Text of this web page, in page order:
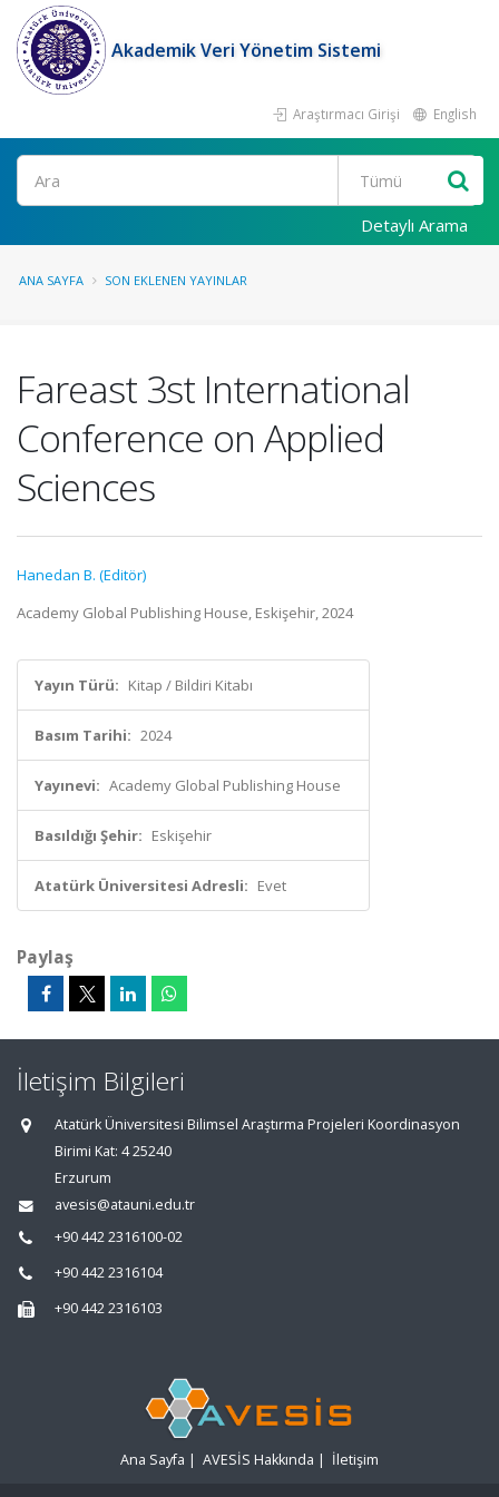
Akademik Veri Yönetim Sistemi
Araştırmacı Girişi English
Ara
Detaylı Arama
ANA SAYFA SON EKLENEN YAYINLAR
Fareast 3st International
Conference on Applied
Sciences
Hanedan B. (Editör)
Academy Global Publishing House, Eskişehir, 2024
Yayın Türü: Kitap / Bildiri Kitabı
Basım Tarihi: 2024
Yayınevi: Academy Global Publishing House
Basıldığı Şehir: Eskişehir
Atatürk Üniversitesi Adresli: Evet
Paylaş
İletişim Bilgileri
Atatürk Üniversitesi Bilimsel Araştırma Projeleri Koordinasyon
Birimi Kat: 4 25240
Erzurum
avesis@atauni.edu.tr
+90 442 2316100-02
+90 442 2316104
+90 442 2316103
Ana Sayfa | AVESİS Hakkında | İletişim